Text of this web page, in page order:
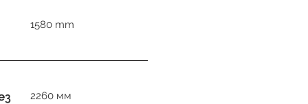
1580 mm
2260 мм